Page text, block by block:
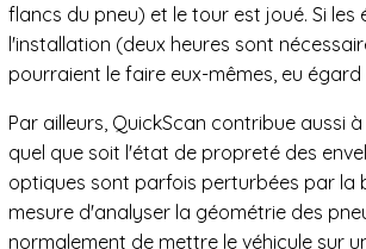
flancs du pneu) et le tour est joué. Si
l'installation (deux heures sont
pourraient le faire eux-mêmes, eu
Par ailleurs, QuickScan contribue aussi
quel que soit l'état de propreté des
optiques sont parfois perturbées par la
mesure d'analyser la géométrie des
normalement de mettre le véhicule sur